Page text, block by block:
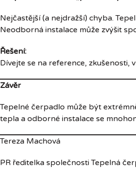
Nejčastější (a nejdražší) chyba.
Neodborná instalace může zvýšit
Řešení:
Dívejte se na reference, zkušenosti,
Závěr
Tepelné čerpadlo může být
tepla a odborné instalace se
Tereza Machová
PR ředitelka společnosti Tepelná